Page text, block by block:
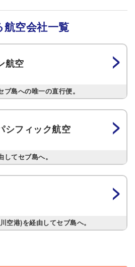
空会社一覧
航空 >
島への唯一の直行便。
シフィック航空 >
てセブ島へ。
>
空港)を経由してセブ島へ。